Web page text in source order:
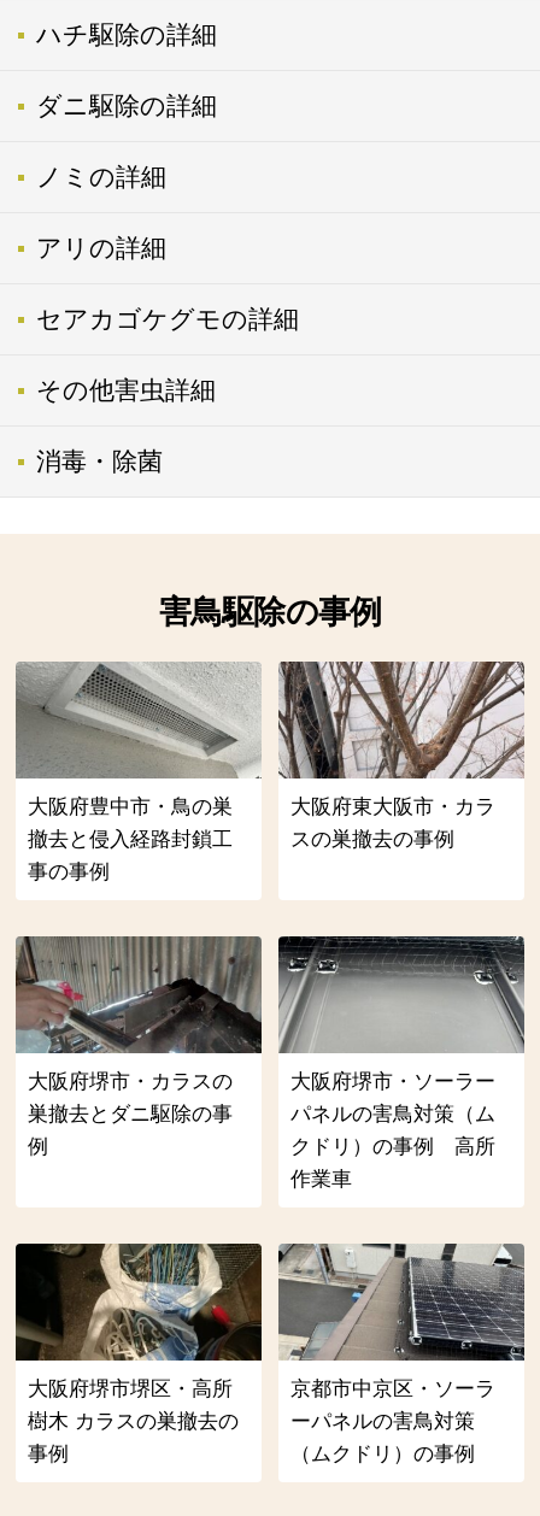
ハチ駆除の詳細
ダニ駆除の詳細
ノミの詳細
アリの詳細
セアカゴケグモの詳細
その他害虫詳細
消毒・除菌
害鳥駆除の事例
大阪府豊中市・鳥の巣
撤去と侵入経路封鎖工
事の事例
大阪府東大阪市・カラ
スの巣撤去の事例
大阪府堺市・カラスの
巣撤去とダニ駆除の事
例
大阪府堺市・ソーラー
パネルの害鳥対策（ム
クドリ）の事例 高所
作業車
大阪府堺市堺区・高所
樹木 カラスの巣撤去の
事例
京都市中京区・ソーラ
ーパネルの害鳥対策
（ムクドリ）の事例